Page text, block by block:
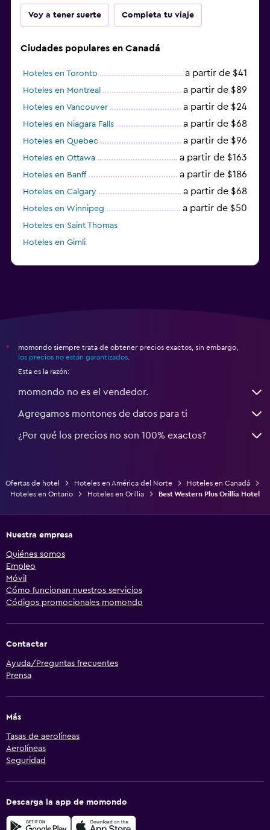
Voy a tener suerte Completa tu viaje
Ciudades populares en Canadá
Hoteles en Toronto a partir de $41
Hoteles en Montreal a partir de $89
Hoteles en Vancouver a partir de $24
Hoteles en Niagara Falls a partir de $68
Hoteles en Quebec a partir de $96
Hoteles en Ottawa a partir de $163
Hoteles en Banff a partir de $186
Hoteles en Calgary a partir de $68
Hoteles en Winnipeg a partir de $50
Hoteles en Saint Thomas
Hoteles en Gimli
*
momondo siempre trata de obtener precios exactos, sin embargo,
los precios no están garantizados
Esta es la razón:
momondo no es el vendedor.
Agregamos montones de datos para ti
¿Por qué los precios no son 100% exactos?
Ofertas de hotel Hoteles en América del Norte
Hoteles en Canadá
Hoteles en Ontario
Hoteles en Orillia Best Western Plus Orillia Hotel
Nuestra empresa
Quiénes somos
Empleo
Móvil
Cómo funcionan nuestros servicios
Códigos promocionales momondo
Contactar
Ayuda/Preguntas frecuentes
Prensa
Más
Tasas de aerolíneas
Aerolíneas
Seguridad
Descarga la app de momondo